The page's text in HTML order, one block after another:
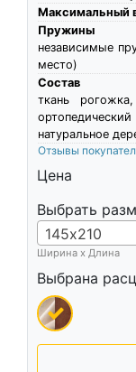
Максимальный
Пружины
независимые
место)
Состав
ткань
натуральное
Отзывы
Цена
Выбрать
145х210
Ширина х Длина
Выбрана